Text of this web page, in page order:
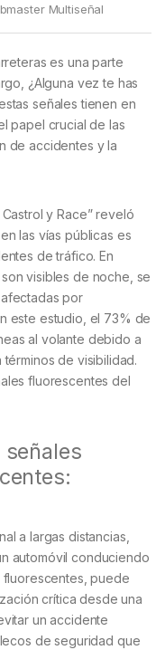
Multiseñal
es una parte
¿Alguna vez te has
señales tienen en
papel crucial de las
de accidentes y la
y Race” reveló
las vías públicas es
de tráfico. En
visibles de noche, se
por
este estudio, el 73% de
al volante debido a
de visibilidad.
fluorescentes del
a largas distancias,
automóvil conduciendo
fluorescentes, puede
crítica desde una
un accidente
de seguridad que